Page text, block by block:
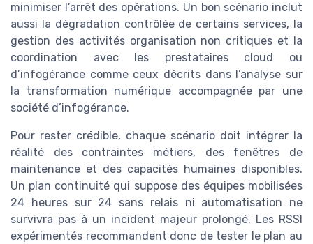
minimiser l’arrêt des opérations. Un bon scénario inclut
aussi la dégradation contrôlée de certains services, la
gestion des activités organisation non critiques et la
coordination avec les prestataires cloud ou
d’infogérance comme ceux décrits dans l’analyse sur
la transformation numérique accompagnée par une
société d’infogérance.
Pour rester crédible, chaque scénario doit intégrer la
réalité des contraintes métiers, des fenêtres de
maintenance et des capacités humaines disponibles.
Un plan continuité qui suppose des équipes mobilisées
24 heures sur 24 sans relais ni automatisation ne
survivra pas à un incident majeur prolongé. Les RSSI
expérimentés recommandent donc de tester le plan au